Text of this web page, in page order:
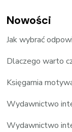
Nowości
Jak wybrać
Dlaczego warto
Księgarnia
Wydawnictwo
Wydawnictwo